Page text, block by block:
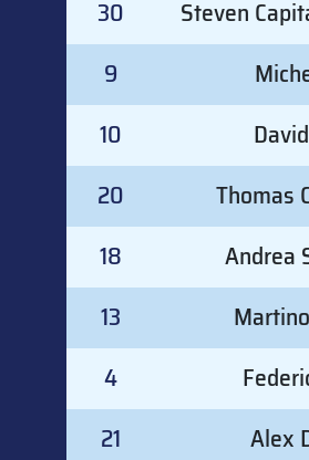
30
Steven
9
10
20
Thomas
18
Andrea
13
4
21
Alex